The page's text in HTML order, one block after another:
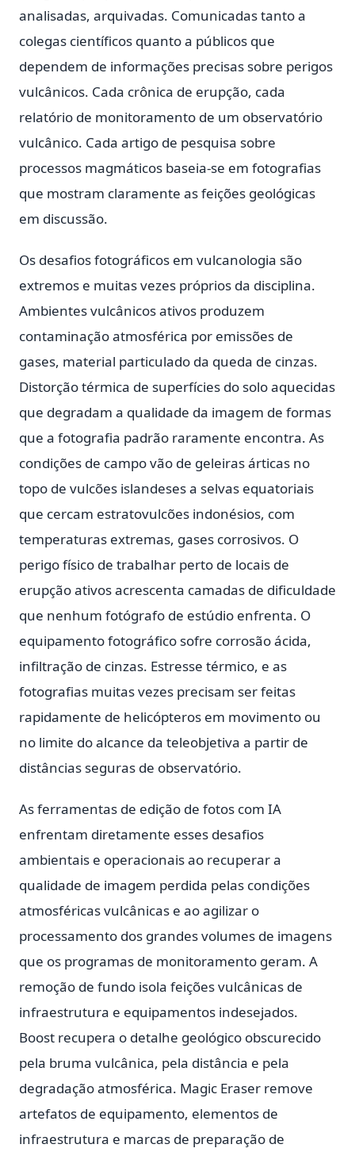
analisadas, arquivadas. Comunicadas tanto a
colegas científicos quanto a públicos que
dependem de informações precisas sobre perigos
vulcânicos. Cada crônica de erupção, cada
relatório de monitoramento de um observatório
vulcânico. Cada artigo de pesquisa sobre
processos magmáticos baseia-se em fotografias
que mostram claramente as feições geológicas
em discussão.
Os desafios fotográficos em vulcanologia são
extremos e muitas vezes próprios da disciplina.
Ambientes vulcânicos ativos produzem
contaminação atmosférica por emissões de
gases, material particulado da queda de cinzas.
Distorção térmica de superfícies do solo aquecidas
que degradam a qualidade da imagem de formas
que a fotografia padrão raramente encontra. As
condições de campo vão de geleiras árticas no
topo de vulcões islandeses a selvas equatoriais
que cercam estratovulcões indonésios, com
temperaturas extremas, gases corrosivos. O
perigo físico de trabalhar perto de locais de
erupção ativos acrescenta camadas de dificuldade
que nenhum fotógrafo de estúdio enfrenta. O
equipamento fotográfico sofre corrosão ácida,
infiltração de cinzas. Estresse térmico, e as
fotografias muitas vezes precisam ser feitas
rapidamente de helicópteros em movimento ou
no limite do alcance da teleobjetiva a partir de
distâncias seguras de observatório.
As ferramentas de edição de fotos com IA
enfrentam diretamente esses desafios
ambientais e operacionais ao recuperar a
qualidade de imagem perdida pelas condições
atmosféricas vulcânicas e ao agilizar o
processamento dos grandes volumes de imagens
que os programas de monitoramento geram. A
remoção de fundo isola feições vulcânicas de
infraestrutura e equipamentos indesejados.
Boost recupera o detalhe geológico obscurecido
pela bruma vulcânica, pela distância e pela
degradação atmosférica. Magic Eraser remove
artefatos de equipamento, elementos de
infraestrutura e marcas de preparação de